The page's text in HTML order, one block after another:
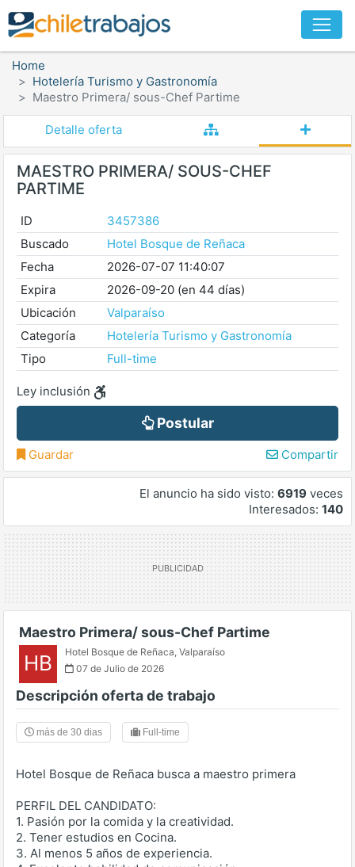
Home
Hotelería Turismo y Gastronomía
Maestro Primera/ sous-Chef Partime
Detalle oferta
MAESTRO PRIMERA/ SOUS-CHEF
PARTIME
ID
3457386
Buscado
Hotel Bosque de Reñaca
Fecha
2026-07-07 11:40:07
Expira
2026-09-20 (en 44 días)
Ubicación
Valparaíso
Categoría
Hotelería Turismo y Gastronomía
Tipo
Full-time
Ley inclusión
Postular
Guardar Compartir
El anuncio ha sido visto: 6919 veces
Interesados: 140
Maestro Primera/ sous-Chef Partime
HB Hotel Bosque de Reñaca, Valparaíso
07 de Julio de 2026
Descripción oferta de trabajo
más de 30 dias Full-time
Hotel Bosque de Reñaca busca a maestro primera
PERFIL DEL CANDIDATO:
1. Pasión por la comida y la creatividad.
2. Tener estudios en Cocina.
3. Al menos 5 años de experiencia.